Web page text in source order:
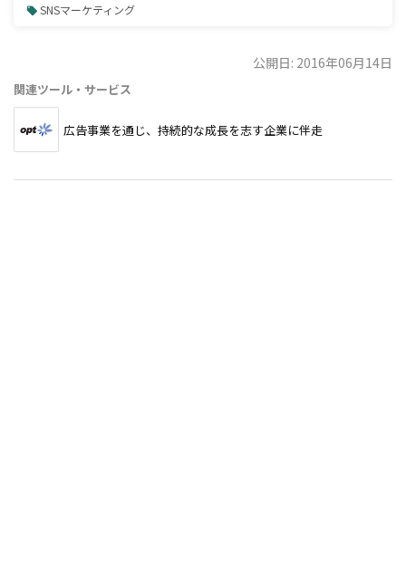
SNSマーケティング
公開日: 2016年06月14日
関連ツール・サービス
広告事業を通じ、持続的な成長を志す企業に伴走